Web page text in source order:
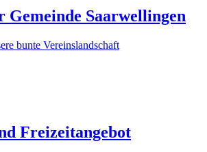
Gemeinde Saarwellingen
bunte Vereinslandschaft
Freizeitangebot